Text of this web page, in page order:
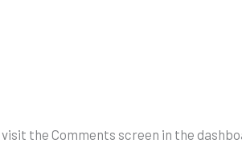
the Comments screen in the